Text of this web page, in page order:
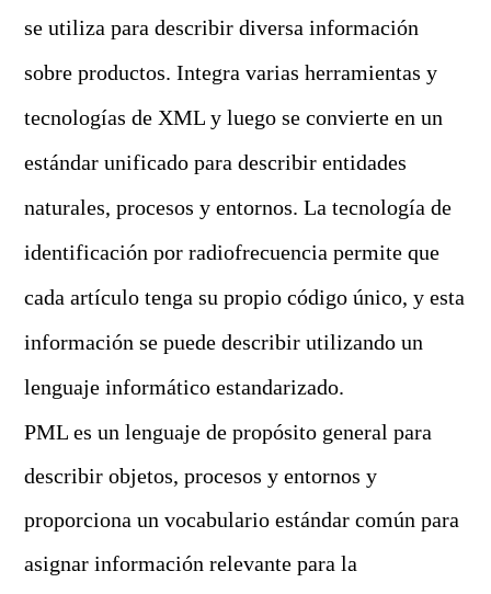
se utiliza para describir diversa información
sobre productos. Integra varias herramientas y
tecnologías de XML y luego se convierte en un
estándar unificado para describir entidades
naturales, procesos y entornos. La tecnología de
identificación por radiofrecuencia permite que
cada artículo tenga su propio código único, y esta
información se puede describir utilizando un
lenguaje informático estandarizado.
PML es un lenguaje de propósito general para
describir objetos, procesos y entornos y
proporciona un vocabulario estándar común para
asignar información relevante para la